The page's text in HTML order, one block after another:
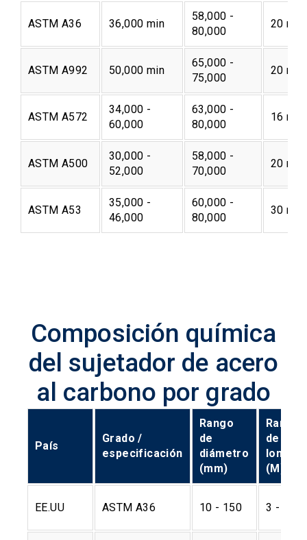
ASTM A36 36,000 min
58,000 -
80,000
20 min
ASTM A992 50,000 min
65,000 -
75,000
20 min
ASTM A572
34,000 -
60,000
63,000 -
80,000
16 min
ASTM A500
30,000 -
52,000
58,000 -
70,000
20 min
ASTM A53
35,000 -
46,000
60,000 -
80,000
30
Composición química
del sujetador de acero
al carbono por grado
País
Grado /
especificación
Rango
de
diámetro
(mm)
Rango
de
(M)
EE.UU ASTM A36 10 - 150 3 - 12